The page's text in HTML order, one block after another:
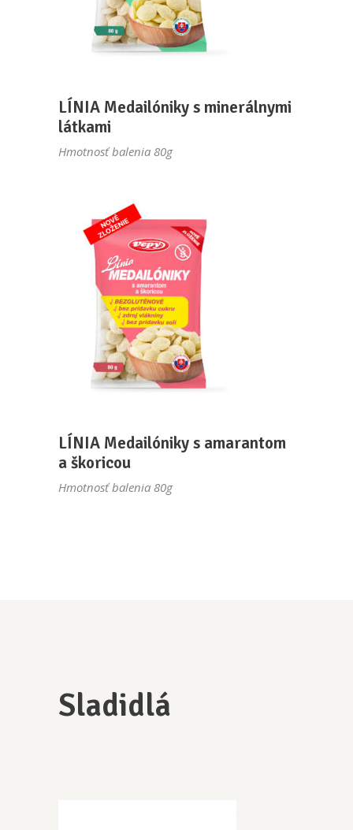
LÍNIA Medailóniky s minerálnymi
látkami
Hmotnosť balenia 80g
LÍNIA Medailóniky s amarantom
a škoricou
Hmotnosť balenia 80g
Sladidlá